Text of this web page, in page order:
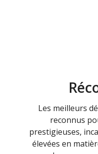
Les meilleurs
reconnus
prestigieuses,
élevées en